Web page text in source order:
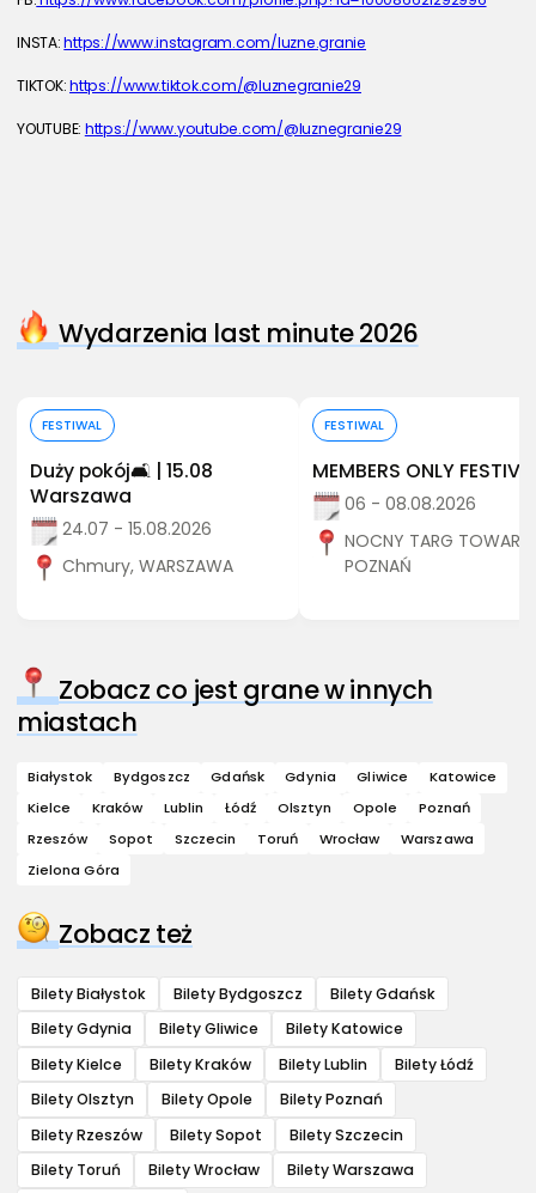
INSTA: https://www.instagram.com/luzne.granie
TIKTOK: https://www.tiktok.com/@luznegranie29
YOUTUBE: https://www.youtube.com/@luznegranie29
Wydarzenia last minute 2026
FESTIWAL
Duży pokój🛋️ | 15.08
Warszawa
24.07 - 15.08.2026
Chmury, WARSZAWA
FESTIWAL
MEMBERS ONLY
06 - 08.08.2026
NOCNY TARG
POZNAŃ
Zobacz co jest grane w innych
miastach
Białystok Bydgoszcz Gdańsk Gdynia Gliwice
Katowice
Kielce
Kraków Lublin Łódź Olsztyn Opole
Poznań
Rzeszów
Sopot Szczecin Toruń Wrocław
Warszawa
Zielona Góra
Zobacz też
Bilety Białystok Bilety Bydgoszcz
Bilety Gdańsk
Bilety Gdynia
Bilety Gliwice
Bilety Katowice
Bilety Kielce
Bilety Kraków Bilety Lublin
Bilety Łódź
Bilety Olsztyn
Bilety Opole
Bilety Poznań
Bilety Rzeszów
Bilety Sopot
Bilety Szczecin
Bilety Toruń
Bilety Wrocław
Bilety Warszawa